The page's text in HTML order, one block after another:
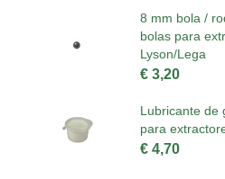
8 mm bola /
bolas para
Lyson/Lega
€ 3,20
Lubricante de
para
€ 4,70